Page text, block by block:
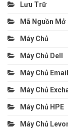
Lưu Trữ
Mã Nguồn Mở
Máy Chủ
Máy Chủ Dell
Máy Chủ Email
Máy Chủ
Máy Chủ HPE
Máy Chủ